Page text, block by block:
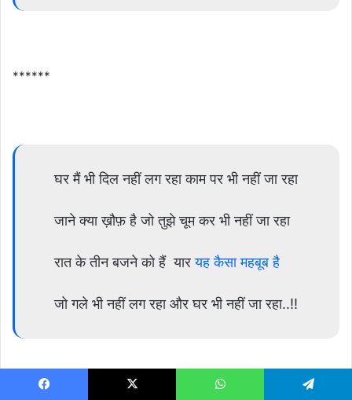
******
घर मैं भी दिल नहीं लग रहा काम पर भी नहीं जा रहा
जाने क्या ख़ौफ़ है जो तुझे चूम कर भी नहीं जा रहा
रात के तीन बजने को हैं यारयह कैसा महबूब है
जो गले भी नहीं लग रहा और घर भी नहीं जा रहा..!!